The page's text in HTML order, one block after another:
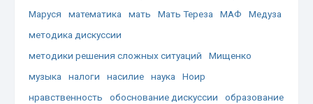
Маруся
математика мать Мать Тереза МАФ
Медуза
методика дискуссии
методики решения сложных ситуаций
Мищенко
музыка
налоги насилие наука
Ноир
нравственность
обоснование дискуссии
образование